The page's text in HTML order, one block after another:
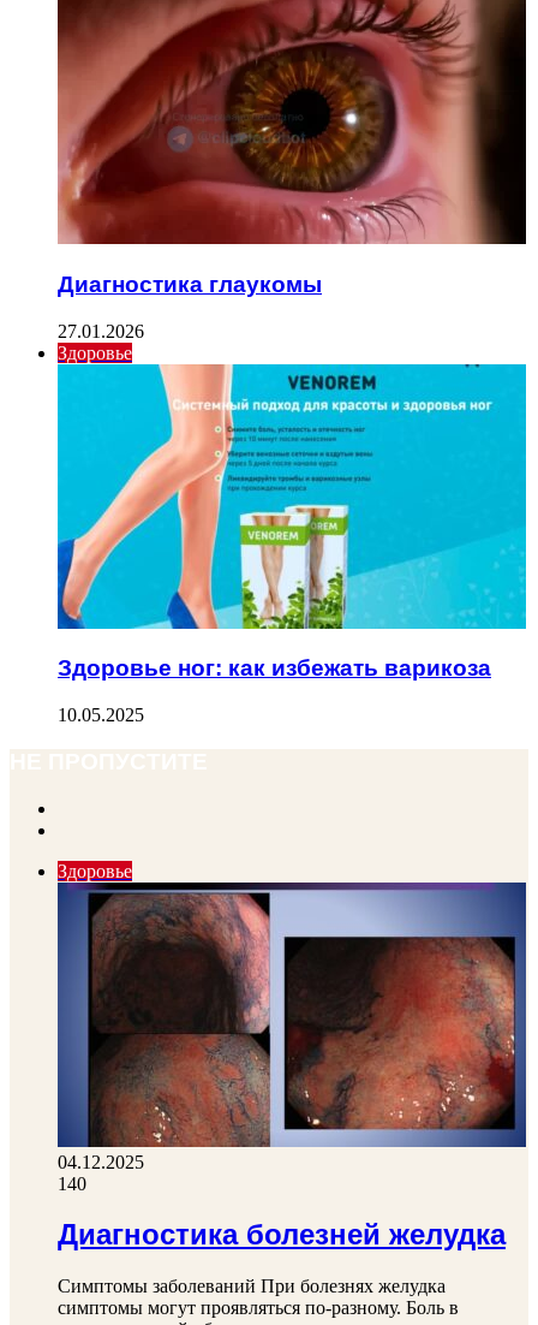
Диагностика глаукомы
27.01.2026
Здоровье
Здоровье ног: как избежать варикоза
10.05.2025
Здоровье
04.12.2025
140
Диагностика болезней желудка
Симптомы заболеваний При болезнях желудка
симптомы могут проявляться по-разному. Боль в